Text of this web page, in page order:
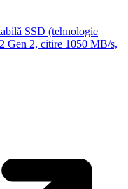
SSD (tehnologie
Gen 2, citire 1050 MB/s,